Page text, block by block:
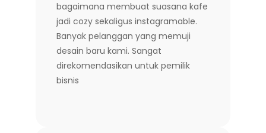
bagaimana membuat suasana kafe
jadi cozy sekaligus instagramable.
Banyak pelanggan yang memuji
desain baru kami. Sangat
direkomendasikan untuk pemilik
bisnis